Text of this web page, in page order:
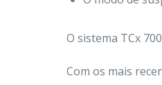
O sistema TCx
Com os mais